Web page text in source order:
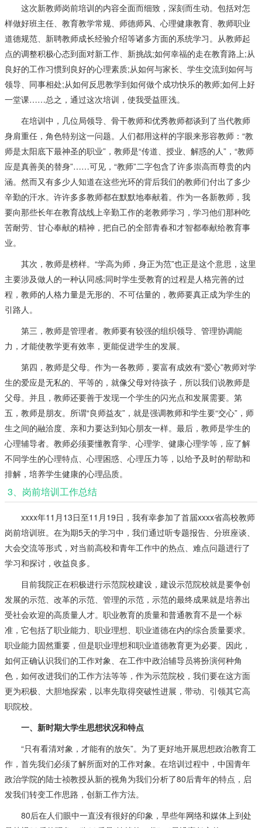
这次新教师岗前培训的内容全面而细致，深刻而生动。包括对怎
样做好班主任、教育教学常规、师德师风、心理健康教育、教师职业
道德规范、新聘教师成长经验介绍等诸多方面的系统学习。从教师起
点的调整积极心态到面对新工作、新挑战;如何幸福的走在教育路上;从
良好的工作习惯到良好的心理素质;从如何与家长、学生交流到如何与
领导、同事相处;从如何反思教学到如何做个成功快乐的教师;如何上好
一堂课……总之，通过这次培训，使我受益匪浅。
在培训中，几位局领导、骨干教师和优秀教师都谈到了当代教师
身肩重任，角色特别这一问题。人们都用这样的字眼来形容教师：“教
师是太阳底下最神圣的职业”，教师是“传道、授业、解惑的人”，“教师
应是真善美的替身”……可见，“教师”二字包含了许多崇高而尊贵的内
涵。然而又有多少人知道在这些光环的背后我们的教师们付出了多少
辛勤的汗水。许许多多教师都在默默地奉献着。作为一各新教师，我
要向那些长年在教育战线上辛勤工作的老教师学习，学习他们那种吃
苦耐劳、甘心奉献的精神，把自己的全部青春和才智都奉献给教育事
业。
其次，教师是榜样。“学高为师，身正为范”也正是这个意思，这里
主要涉及做人的一种认同感;同时学生受教育的过程是人格完善的过
程，教师的人格力量是无形的、不可估量的，教师要真正成为学生的
引路人。
第三，教师是管理者。教师要有较强的组织领导、管理协调能
力，才能使教学更有效率，更能促进学生的发展。
第四，教师是父母。作为一各教师，要富有成效有“爱心”教师对学
生的爱应是无私的、平等的，就像父母对待孩子，所以我们说教师是
父母。并且，教师还要善于发现一个学生的闪光点和发展需要。第
五，教师是朋友。所谓“良师益友”，就是强调教师和学生要“交心”，师
生之间的融洽度、亲和力要达到知心朋友一样。最后，教师是学生的
心理辅导者。教师必须要懂教育学、心理学、健康心理学等，应了解
不同学生的心理特点、心理困惑、心理压力等，以给予及时的帮助和
排解，培养学生健康的心理品质。
3、岗前培训工作总结
xxxx年11月13日至11月19日，我有幸参加了首届xxxx省高校教师
岗前培训班。在为期5天的学习中，我们通过听专题报告、分班座谈、
大会交流等形式，对当前高校和青年工作中的热点、难点问题进行了
学习和探讨，收益良多。
目前我院正在积极进行示范院校建设，建设示范院校就是要争创
发展的示范、改革的示范、管理的示范，示范的最终成果就是培养出
受社会欢迎的高质量人才。职业教育的质量和普通教育不是一个标
准，它包括了职业能力、职业理想、职业道德在内的综合质量要求。
职业能力固然重要，但是职业理想和职业道德教育更为必要。因此，
如何正确认识我们的工作对象、在工作中政治辅导员将扮演何种角
色，如何改进我们的工作方法等等，作为示范院校，我们要在这方面
更为积极、大胆地探索，以率先取得突破性进展，带动、引领其它高
职院校。
一、新时期大学生思想状况和特点
“只有看清对象，才能有的放矢”。为了更好地开展思想政治教育工
作，首先我们必须了解所面对的工作对象。在培训过程中，中国青年
政治学院的陆士祯教授从新的视角为我们分析了80后青年的特点，启
发我们转变工作思路，创新工作方法。
80后在人们眼中一直没有很好的印象，早些年网络和媒体上到处